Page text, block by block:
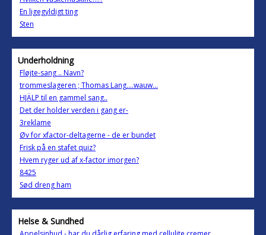
En ligegyldigt ting
Sten
Underholdning
Fløjte-sang .. Navn?
trommeslageren ; Thomas Lang....wauw...
HJÄLP til en gammel sang..
Det der holder verden i gang er-
3reklame
Øv for xfactor-deltagerne - de er bundet
Frisk på en stafet quiz?
Hvem ryger ud af x-factor imorgen?
8425
Sød dreng ham
Helse & Sundhed